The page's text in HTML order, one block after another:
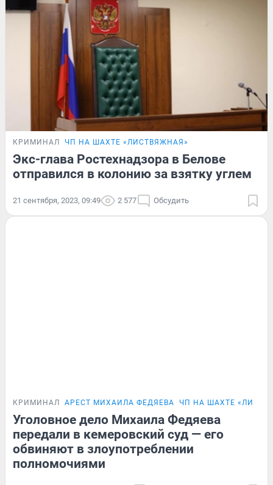
КРИМИНАЛ ЧП НА ШАХТЕ «ЛИСТВЯЖНАЯ»
Экс-глава Ростехнадзора в Белове
отправился в колонию за взятку углем
21 сентября, 2023, 09:49 2 577 Обсудить
КРИМИНАЛ АРЕСТ МИХАИЛА ФЕДЯЕВА ЧП НА ШАХТЕ
Уголовное дело Михаила Федяева
передали в кемеровский суд — его
обвиняют в злоупотреблении
полномочиями